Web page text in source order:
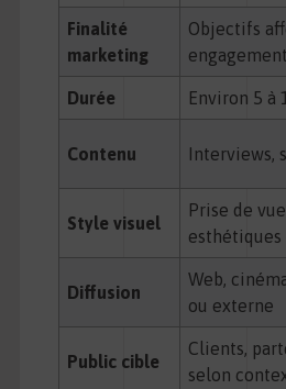
Finalité
marketing
Objectifs
Durée Environ 5 à
Contenu Interviews,
Style visuel
Prise de
esthétiques
Diffusion
Web,
ou externe
Public cible
Clients,
selon